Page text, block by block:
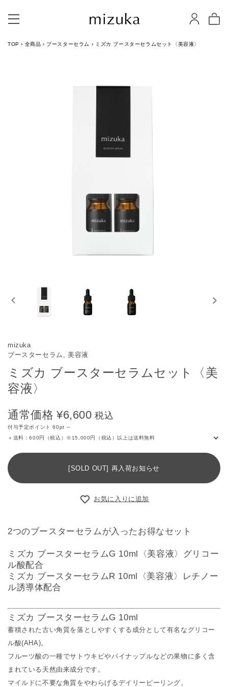
TOP › 全商品 › ブースターセラム › ミズカ ブースターセラムセット〈美容液〉
mizuka
ブースターセラム, 美容液
ミズカ ブースターセラムセット〈美
容液〉
通常価格 ¥6,600 税込
付与予定ポイント 60pt ～
＋送料：600円（税込）※15,000円（税込）以上は送料無料
[SOLD OUT] 再入荷お知らせ
お気に入りに追加
2つのブースターセラムが入ったお得なセット
ミズカ ブースターセラムG 10ml〈美容液〉グリコー
ル酸配合
ミズカ ブースターセラムR 10ml〈美容液〉レチノー
ル誘導体配合
ミズカ ブースターセラムG 10ml
蓄積された古い角質を落としやすくする成分として有名なグリコー
ル酸(AHA)。
フルーツ酸の一種でサトウキビやパイナップルなどの果物に多く含
まれている天然由来成分です。
マイルドに不要な角質をやわらげるデイリーピーリング。